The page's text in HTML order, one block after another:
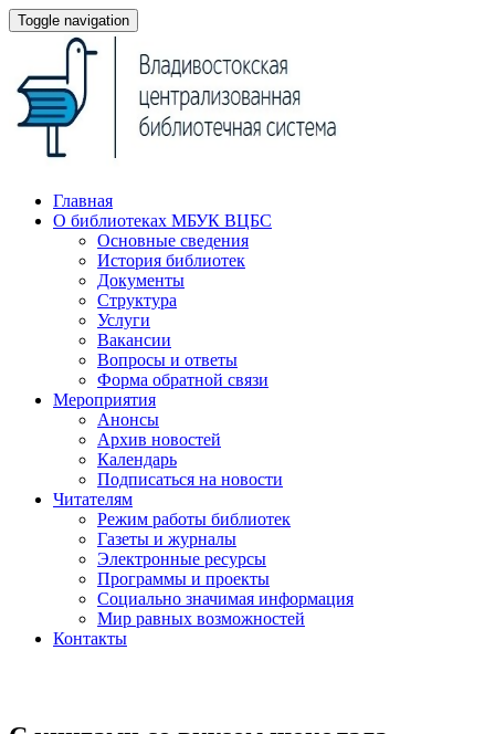
Toggle navigation
Главная
О библиотеках МБУК ВЦБС
Основные сведения
История библиотек
Документы
Структура
Услуги
Вакансии
Вопросы и ответы
Форма обратной связи
Мероприятия
Анонсы
Архив новостей
Календарь
Подписаться на новости
Читателям
Режим работы библиотек
Газеты и журналы
Электронные ресурсы
Программы и проекты
Социально значимая информация
Мир равных возможностей
Контакты